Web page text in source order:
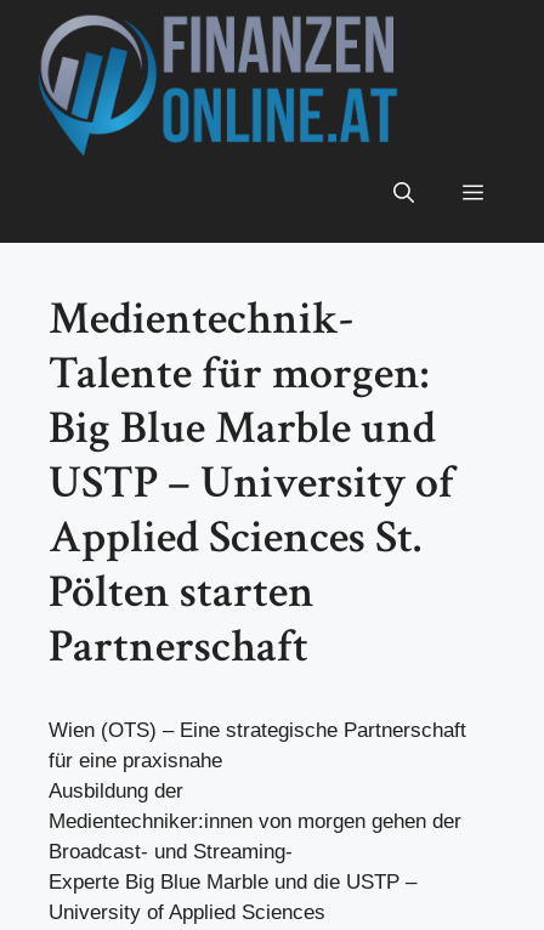
Inhalt
springen
Menü
Medientechnik-
Talente für morgen:
Big Blue Marble und
USTP – University of
Applied Sciences St.
Pölten starten
Partnerschaft
Wien (OTS) – Eine strategische Partnerschaft
für eine praxisnahe
Ausbildung der
Medientechniker:innen von morgen gehen der
Broadcast- und Streaming-
Experte Big Blue Marble und die USTP –
University of Applied Sciences